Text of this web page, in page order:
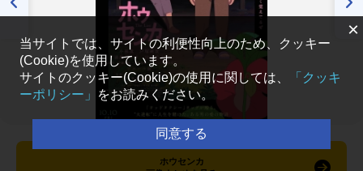
ホウセンカ
×
当サイトでは、サイトの利便性向上のため、クッキー
(Cookie)を使用しています。
サイトのクッキー(Cookie)の使用に関しては、
「クッキ
ーポリシー」
をお読みください。
同意する